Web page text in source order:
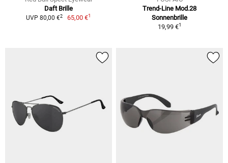
Daft Brille
UVP 80,00 €2 65,00 €1
Trend-Line Mod.28
Sonnenbrille
19,99 €1